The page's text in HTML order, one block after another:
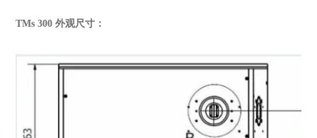
TMs 300 外观尺寸：